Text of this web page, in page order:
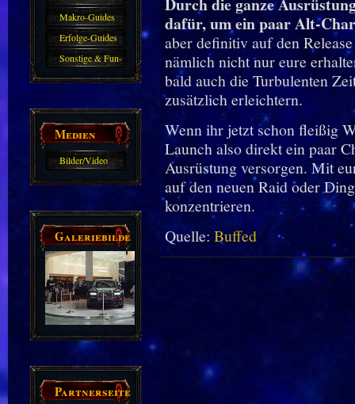
Makro-Guides
Erfolge-Guides
Sonstige & Fun-
Guides
Medien
Bilder/Video
Galeriebilder
Partnerseiten
Durch die ganze
dafür, um ein paar Alt-
aber definitiv auf den
nämlich nicht nur eure
bald auch die Turbulenten
zusätzlich erleichtern.
Wenn ihr jetzt schon fleißig
Launch also direkt ein paar
Ausrüstung versorgen. Mit
auf den neuen Raid oder
konzentrieren.
Quelle: Buffed